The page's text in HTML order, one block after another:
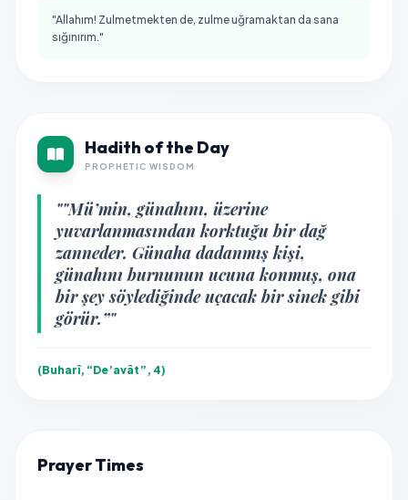
"Allahım! Zulmetmekten de, zulme uğramaktan da sana
sığınırım."
Hadith of the Day
PROPHETIC WISDOM
""Mü’min, günahını, üzerine
yuvarlanmasından korktuğu bir dağ
zanneder. Günaha dadanmış kişi,
günahını burnunun ucuna konmuş, ona
bir şey söylediğinde uçacak bir sinek gibi
görür.”"
(Buharî, “De’avât”, 4)
Prayer Times